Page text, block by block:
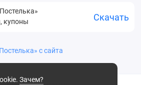
Зачем?
купоны
Скачать
с сайта